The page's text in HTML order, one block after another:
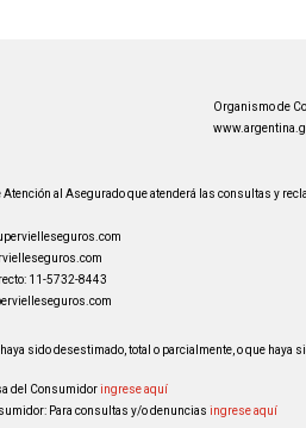
Organismo de
al Asegurado que atenderá las consultas y
11-5732-8443
sido desestimado, total o parcialmente, o que
del Consumidoringrese aquí
Para consultas y/o denunciasingrese aquí